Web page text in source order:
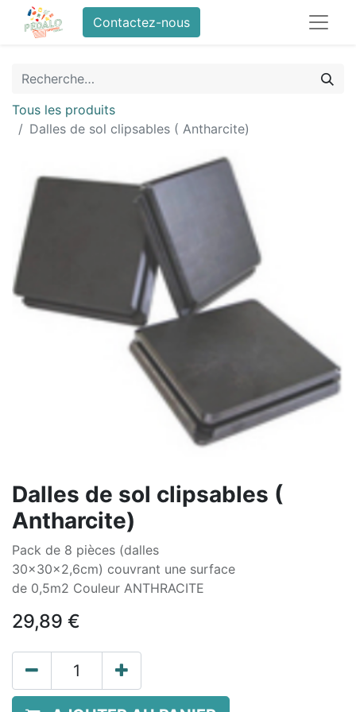
Contactez-nous
Tous les produits
Dalles de sol clipsables ( Antharcite)
Dalles de sol clipsables (
Antharcite)
Pack de 8 pièces (dalles
30x30x2,6cm) couvrant une surface
de 0,5m2 Couleur ANTHRACITE
29,89 €